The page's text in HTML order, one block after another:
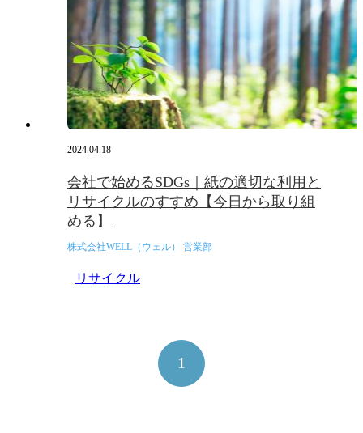
2024.04.18
会社で始めるSDGs｜紙の適切な利用と
リサイクルのすすめ【今日から取り組
める】
株式会社WELL（ウェル） 営業部
リサイクル
1